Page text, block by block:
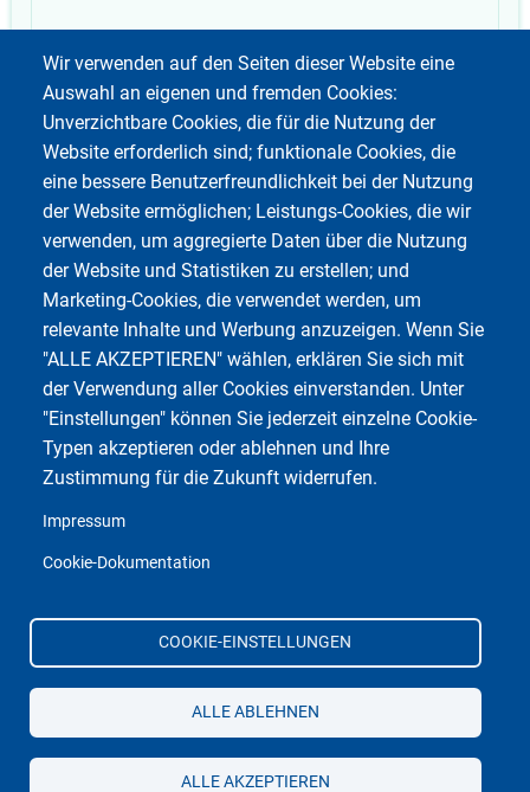
Wir verwenden auf den Seiten dieser Website eine
Auswahl an eigenen und fremden Cookies:
Unverzichtbare Cookies, die für die Nutzung der
Website erforderlich sind; funktionale Cookies, die
eine bessere Benutzerfreundlichkeit bei der Nutzung
der Website ermöglichen; Leistungs-Cookies, die wir
verwenden, um aggregierte Daten über die Nutzung
der Website und Statistiken zu erstellen; und
Marketing-Cookies, die verwendet werden, um
relevante Inhalte und Werbung anzuzeigen. Wenn Sie
"ALLE AKZEPTIEREN" wählen, erklären Sie sich mit
der Verwendung aller Cookies einverstanden. Unter
"Einstellungen" können Sie jederzeit einzelne Cookie-
Typen akzeptieren oder ablehnen und Ihre
Zustimmung für die Zukunft widerrufen.
Impressum
Cookie-Dokumentation
COOKIE-EINSTELLUNGEN
ALLE ABLEHNEN
ALLE AKZEPTIEREN